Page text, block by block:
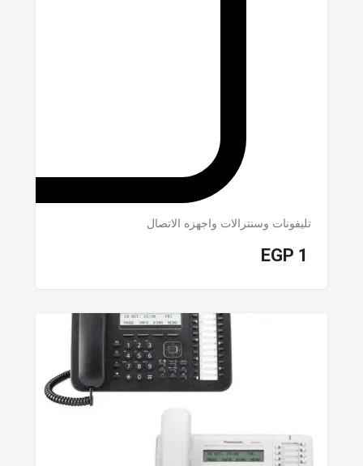
تليفونات وسنترالات واجهزه الاتصال
EGP 1